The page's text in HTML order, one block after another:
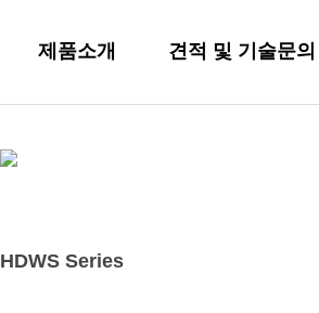
제품소개 견적 및 기술문의
HDWS Series